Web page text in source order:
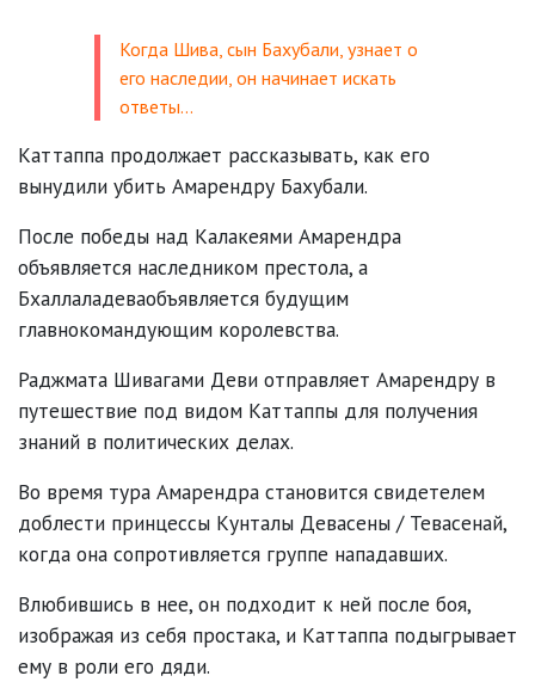
Когда Шива, сын Бахубали, узнает о
его наследии, он начинает искать
ответы...
Каттаппа продолжает рассказывать, как его
вынудили убить Амарендру Бахубали.
После победы над Калакеями Амарендра
объявляется наследником престола, а
Бхаллаладеваобъявляется будущим
главнокомандующим королевства.
Раджмата Шивагами Деви отправляет Амарендру в
путешествие под видом Каттаппы для получения
знаний в политических делах.
Во время тура Амарендра становится свидетелем
доблести принцессы Кунталы Девасены / Тевасенай,
когда она сопротивляется группе нападавших.
Влюбившись в нее, он подходит к ней после боя,
изображая из себя простака, и Каттаппа подыгрывает
ему в роли его дяди.